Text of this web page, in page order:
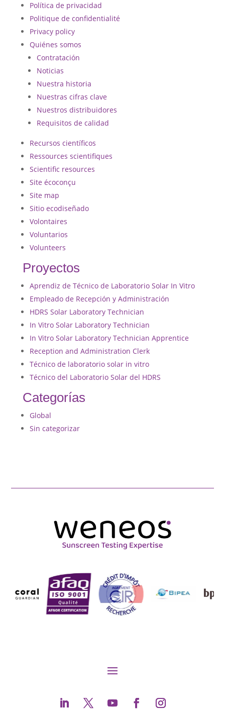
Política de privacidad
Politique de confidentialité
Privacy policy
Quiénes somos
Contratación
Noticias
Nuestra historia
Nuestras cifras clave
Nuestros distribuidores
Requisitos de calidad
Recursos científicos
Ressources scientifiques
Scientific resources
Site écoconçu
Site map
Sitio ecodiseñado
Volontaires
Voluntarios
Volunteers
Proyectos
Aprendiz de Técnico de Laboratorio Solar In Vitro
Empleado de Recepción y Administración
HDRS Solar Laboratory Technician
In Vitro Solar Laboratory Technician
In Vitro Solar Laboratory Technician Apprentice
Reception and Administration Clerk
Técnico de laboratorio solar in vitro
Técnico del Laboratorio Solar del HDRS
Categorías
Global
Sin categorizar